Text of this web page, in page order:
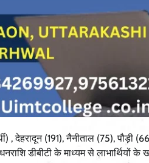
, देहरादून (191), नैनीताल (75), पौड़ी
डीबीटी के माध्यम से लाभार्थियों